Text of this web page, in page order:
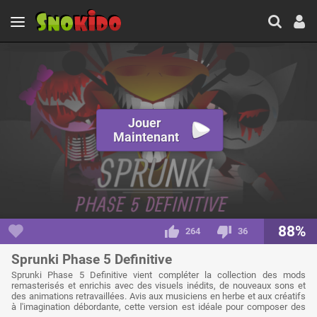
Jouer
Maintenant
264 36 88%
Sprunki Phase 5 Definitive
Sprunki Phase 5 Definitive vient compléter la collection des mods
remasterisés et enrichis avec des visuels inédits, de nouveaux sons et
des animations retravaillées. Avis aux musiciens en herbe et aux créatifs
à l'imagination débordante, cette version est idéale pour composer des